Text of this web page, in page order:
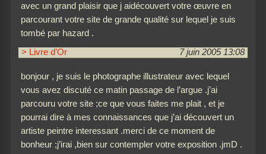
avec un grand plaisir que j aidécouvert votre œuvre en
parcourant votre site de grande qualité sur lequel je suis
tombé par hazard .
> Livre d’Or 7 juin 2005 13:08
bonjour , je suis le photographe illustrateur avec lequel
vous avez discuté ce matin passage de l’argue .j’ai
parcouru votre site ;ce que vous faites me plait , et je
pourrai dire à mes connaissances que j’ai découvert un
artiste peintre interessant .merci de ce moment de
bonheur ;j’irai ,bien sur contempler votre exposition .jmD .